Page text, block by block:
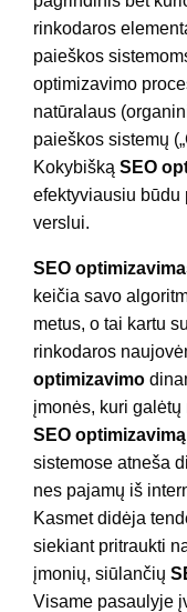
rinkodaros
paieškos
optimizavimo
natūralaus
paieškos sistemų
Kokybišką SEO
efektyviausiu būdu
verslui.
SEO
keičia savo
metus, o tai kartu
rinkodaros
optimizavimo
įmonės, kuri
SEO optimizavimą
sistemose atneša
nes pajamų iš
Kasmet didėja
siekiant pritraukti
įmonių, siūlančių
Visame pasaulyje